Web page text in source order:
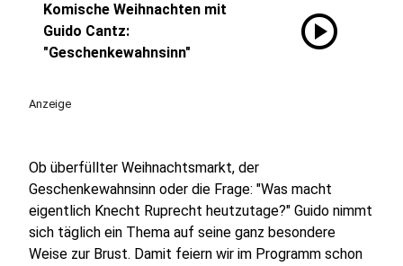
Komische Weihnachten mit
Guido Cantz:
"Geschenkewahnsinn"
play_circle
Anzeige
Ob überfüllter Weihnachtsmarkt, der
Geschenkewahnsinn oder die Frage: "Was macht
eigentlich Knecht Ruprecht heutzutage?" Guido nimmt
sich täglich ein Thema auf seine ganz besondere
Weise zur Brust. Damit feiern wir im Programm schon